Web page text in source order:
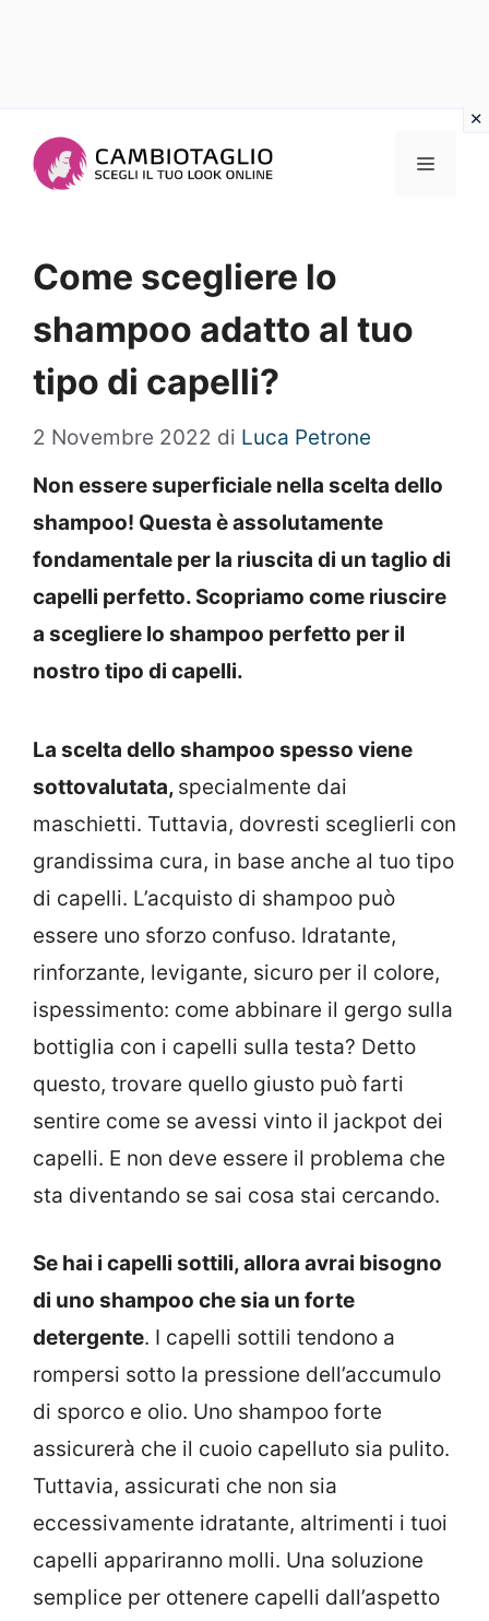
Menu
Come scegliere lo
shampoo adatto al tuo
tipo di capelli?
2 Novembre 2022 di Luca Petrone
Non essere superficiale nella scelta dello
shampoo! Questa è assolutamente
fondamentale per la riuscita di un taglio di
capelli perfetto. Scopriamo come riuscire
a scegliere lo shampoo perfetto per il
nostro tipo di capelli.
La scelta dello shampoo spesso viene
sottovalutata, specialmente dai
maschietti. Tuttavia, dovresti sceglierli con
grandissima cura, in base anche al tuo tipo
di capelli. L’acquisto di shampoo può
essere uno sforzo confuso. Idratante,
rinforzante, levigante, sicuro per il colore,
ispessimento: come abbinare il gergo sulla
bottiglia con i capelli sulla testa? Detto
questo, trovare quello giusto può farti
sentire come se avessi vinto il jackpot dei
capelli. E non deve essere il problema che
sta diventando se sai cosa stai cercando.
Se hai i capelli sottili, allora avrai bisogno
di uno shampoo che sia un forte
detergente. I capelli sottili tendono a
rompersi sotto la pressione dell’accumulo
di sporco e olio. Uno shampoo forte
assicurerà che il cuoio capelluto sia pulito.
Tuttavia, assicurati che non sia
eccessivamente idratante, altrimenti i tuoi
capelli appariranno molli. Una soluzione
semplice per ottenere capelli dall’aspetto